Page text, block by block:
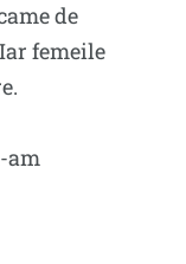
de
femeile
am